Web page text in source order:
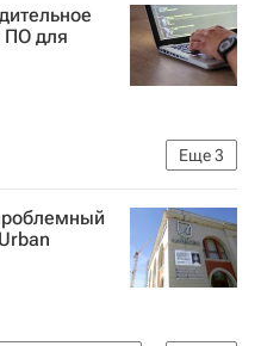
ПО для
Еще3
Министерство строительства и жилищно-коммунального хозяйства РФ (Минстрой России)